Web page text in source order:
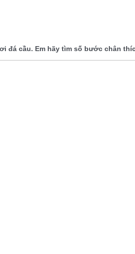
đá cầu. Em hãy tìm số bước chân